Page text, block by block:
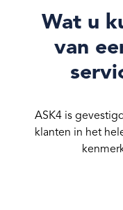
Wat u
van
ASK4 is
klanten in het